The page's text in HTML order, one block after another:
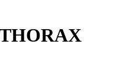
THORAX